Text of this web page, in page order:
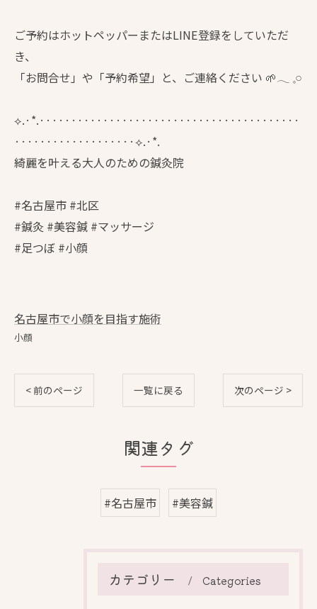
ご予約はホットペッパーまたはLINE登録をしていただ
き、
「お問合せ」や「予約希望」と、ご連絡ください 🌱𓂃 𓈒𓏸
⟡.·*.·········································
···················⟡.·*.
綺麗を叶える大人のための鍼灸院
#名古屋市 #北区
#鍼灸 #美容鍼 #マッサージ
#足つぼ #小顔
名古屋市で小顔を目指す施術
小顔
< 前のページ 一覧に戻る 次のページ >
関連タグ
#名古屋市 #美容鍼
カテゴリー Categories